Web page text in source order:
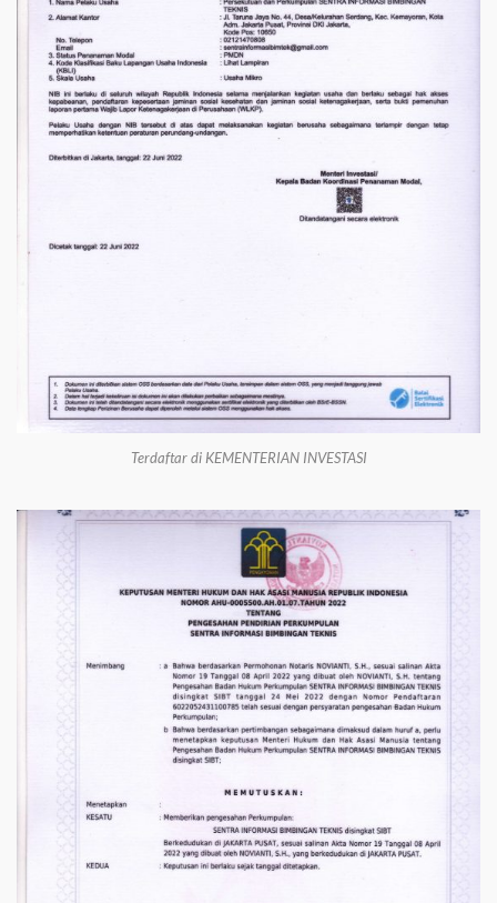
Terdaftar di KEMENTERIAN INVESTASI